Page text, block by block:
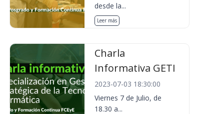
desde la...
Leer más
Charla
Informativa GETI
2023-07-03 18:30:00
Viernes 7 de Julio, de
18.30 a...